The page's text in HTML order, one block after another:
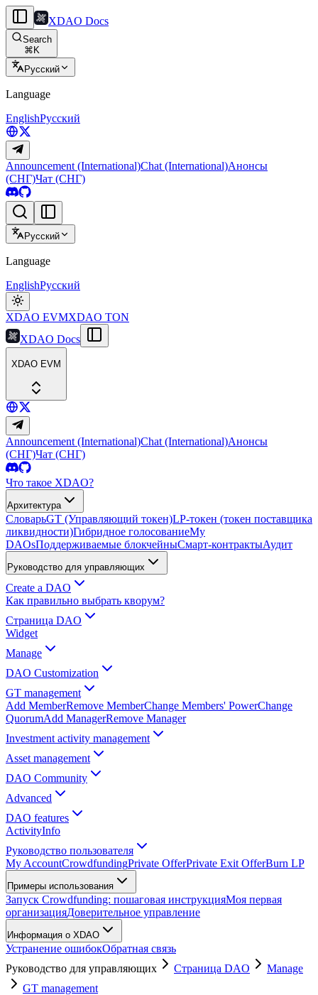
XDAO Docs
Search
⌘ K
Русский
Language
EnglishРусский
Announcement (International)Chat (International)Анонсы
(СНГ)Чат (СНГ)
Русский
Language
EnglishРусский
XDAO EVMXDAO TON
XDAO Docs
XDAO EVM
Announcement (International)Chat (International)Анонсы
(СНГ)Чат (СНГ)
Что такое XDAO?
Архитектура
СловарьGT (Управляющий токен)LP-токен (токен поставщика
ликвидности)Гибридное голосованиеMy
DAOsПоддерживаемые блокчейныСмарт-контрактыАудит
Руководство для управляющих
Create a DAO
Как правильно выбрать кворум?
Страница DAO
Widget
Manage
DAO Customization
GT management
Add MemberRemove MemberChange Members' PowerChange
QuorumAdd ManagerRemove Manager
Investment activity management
Asset management
DAO Community
Advanced
DAO features
ActivityInfo
Руководство пользователя
My AccountCrowdfundingPrivate OfferPrivate Exit OfferBurn LP
Примеры использования
Запуск Crowdfunding: пошаговая инструкцияМоя первая
организацияДоверительное управление
Информация о XDAO
Устранение ошибокОбратная связь
Руководство для управляющих
Страница DAO
Manage
GT management